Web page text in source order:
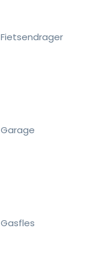
Fietsendrager
Garage
Gasfles